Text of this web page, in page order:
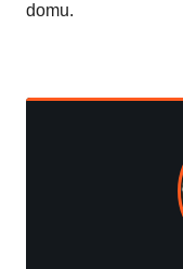
domu.